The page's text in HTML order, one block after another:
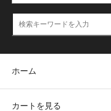
ホーム
カートを見る